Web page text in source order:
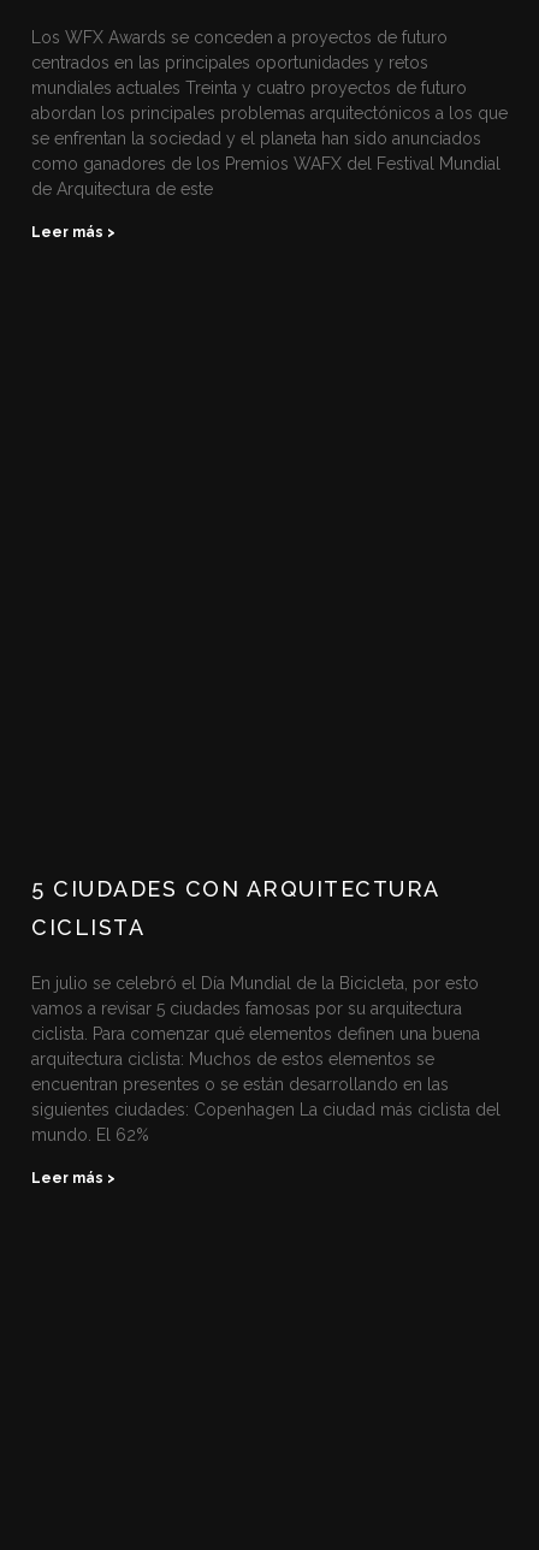
Los WFX Awards se conceden a proyectos de futuro
centrados en las principales oportunidades y retos
mundiales actuales Treinta y cuatro proyectos de futuro
abordan los principales problemas arquitectónicos a los que
se enfrentan la sociedad y el planeta han sido anunciados
como ganadores de los Premios WAFX del Festival Mundial
de Arquitectura de este
Leer más >
5 CIUDADES CON ARQUITECTURA
CICLISTA
En julio se celebró el Día Mundial de la Bicicleta, por esto
vamos a revisar 5 ciudades famosas por su arquitectura
ciclista. Para comenzar qué elementos definen una buena
arquitectura ciclista: Muchos de estos elementos se
encuentran presentes o se están desarrollando en las
siguientes ciudades: Copenhagen La ciudad más ciclista del
mundo. El 62%
Leer más >